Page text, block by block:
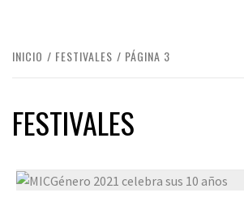
INICIO FESTIVALES PÁGINA 3
FESTIVALES